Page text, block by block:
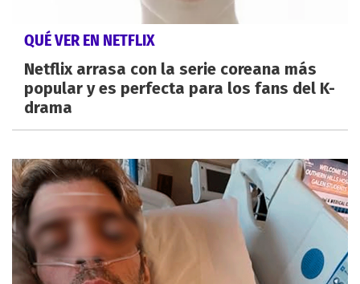
QUÉ VER EN NETFLIX
Netflix arrasa con la serie coreana más
popular y es perfecta para los fans del K-
drama